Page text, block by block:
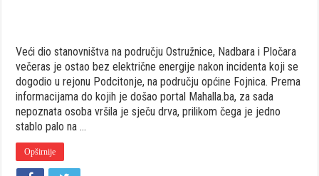
Veći dio stanovništva na području Ostružnice, Nadbara i Pločara
večeras je ostao bez električne energije nakon incidenta koji se
dogodio u rejonu Podcitonje, na području općine Fojnica. Prema
informacijama do kojih je došao portal Mahalla.ba, za sada
nepoznata osoba vršila je sječu drva, prilikom čega je jedno
stablo palo na …
Opširnije